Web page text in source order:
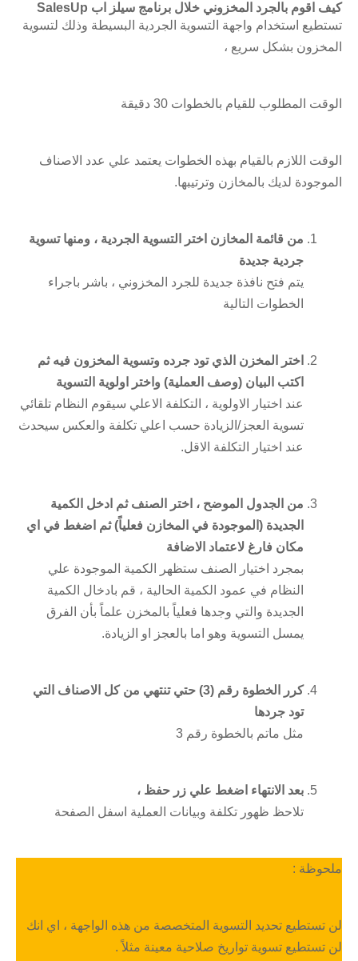
كيف اقوم بالجرد المخزوني خلال برنامج سيلز اب SalesUp
تستطيع استخدام واجهة التسوية الجردية البسيطة وذلك لتسوية
المخزون بشكل سريع ،
الوقت المطلوب للقيام بالخطوات 30 دقيقة
الوقت اللازم بالقيام بهذه الخطوات يعتمد علي عدد الاصناف
الموجودة لديك بالمخازن وترتيبها.
من قائمة المخازن اختر التسوية الجردية ، ومنها تسوية
جردية جديدة
يتم فتح نافذة جديدة للجرد المخزوني ، باشر باجراء
الخطوات التالية
اختر المخزن الذي تود جرده وتسوية المخزون فيه ثم
اكتب البيان (وصف العملية) واختر اولوية التسوية
عند اختيار الاولوية ، التكلفة الاعلي سيقوم النظام تلقائي
تسوية العجز/الزيادة حسب اعلي تكلفة والعكس سيحدث
عند اختيار التكلفة الاقل.
من الجدول الموضح ، اختر الصنف ثم ادخل الكمية
الجديدة (الموجودة في المخازن فعلياً) ثم اضغط في اي
مكان فارغ لاعتماد الاضافة
بمجرد اختيار الصنف ستظهر الكمية الموجودة علي
النظام في عمود الكمية الحالية ، قم بادخال الكمية
الجديدة والتي وجدها فعلياً بالمخزن علماً بأن الفرق
يمسل التسوية وهو اما بالعجز او الزيادة.
كرر الخطوة رقم (3) حتي تنتهي من كل الاصناف التي
تود جردها
مثل ماتم بالخطوة رقم 3
بعد الانتهاء اضغط علي زر حفظ ،
تلاحظ ظهور تكلفة وبيانات العملية اسفل الصفحة
ملحوظة :
لن تستطيع تحديد التسوية المتخصصة من هذه الواجهة ، اي انك
لن تستطيع تسوية تواريخ صلاحية معينة مثلاً .